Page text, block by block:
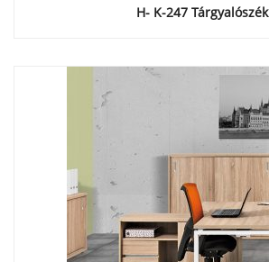
H- K-247 Tárgyalószék